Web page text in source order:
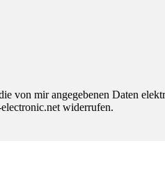
von mir angegebenen Daten
widerrufen.